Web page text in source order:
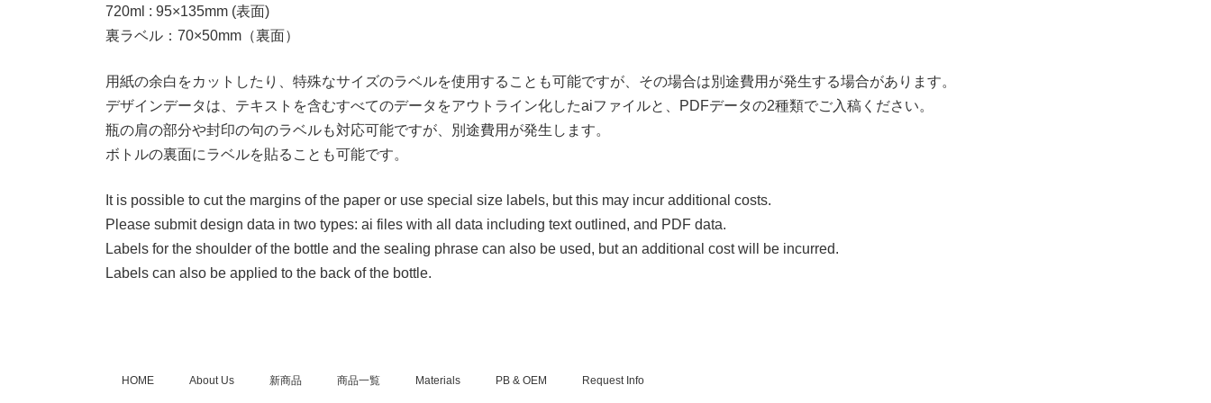
720ml : 95×135mm (表面)
裏ラベル：70×50mm（裏面）
用紙の余白をカットしたり、特殊なサイズのラベルを使用することも可能ですが、その場合は別途費用が発生する場合があります。
デザインデータは、テキストを含むすべてのデータをアウトライン化したaiファイルと、PDFデータの2種類でご入稿ください。
瓶の肩の部分や封印の句のラベルも対応可能ですが、別途費用が発生します。
ボトルの裏面にラベルを貼ることも可能です。
It is possible to cut the margins of the paper or use special size labels, but this may incur additional costs.
Please submit design data in two types: ai files with all data including text outlined, and PDF data.
Labels for the shoulder of the bottle and the sealing phrase can also be used, but an additional cost will be incurred.
Labels can also be applied to the back of the bottle.
HOME About Us 新商品 商品一覧 Materials PB & OEM Request Info